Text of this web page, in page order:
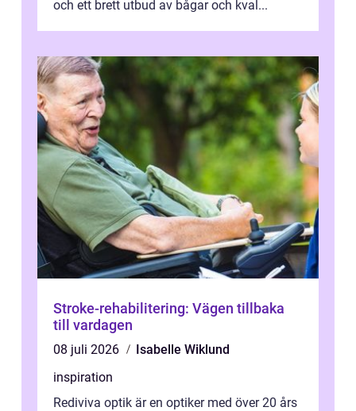
och ett brett utbud av bågar och kval...
Stroke-rehabilitering: Vägen tillbaka
till vardagen
08 juli 2026
Isabelle Wiklund
inspiration
Rediviva optik är en optiker med över 20 års